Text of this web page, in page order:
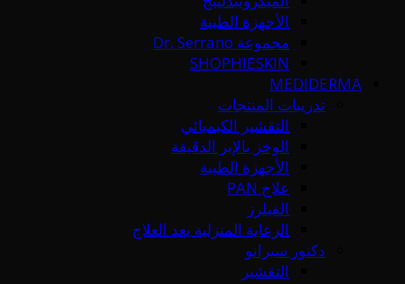
الأجهزة الطبية
مجموعة Dr. Serrano
SHOPHIESKIN
MEDIDERMA
تدريبات المنتجات
التقشير الكيميائي
الوخز بالإبر الدقيقة
الأجهزة الطبية
علاج PAN
الفيلرز
الرعاية المنزلية بعد العلاج
دكتور سيرانو
التقشير